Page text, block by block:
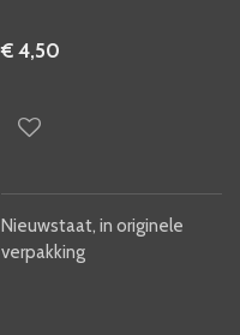
€ 4,50
Nieuwstaat, in originele
verpakking